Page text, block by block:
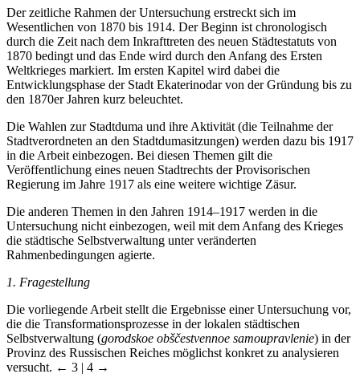
Der zeitliche Rahmen der Untersuchung erstreckt sich im
Wesentlichen von 1870 bis 1914. Der Beginn ist chronologisch
durch die Zeit nach dem Inkrafttreten des neuen Städtestatuts von
1870 bedingt und das Ende wird durch den Anfang des Ersten
Weltkrieges markiert. Im ersten Kapitel wird dabei die
Entwicklungsphase der Stadt Ekaterinodar von der Gründung bis zu
Die Wahlen zur Stadtduma und ihre Aktivität (die Teilnahme der
Stadtverordneten an den Stadtdumasitzungen) werden dazu bis 1917
in die Arbeit einbezogen. Bei diesen Themen gilt die
Veröffentlichung eines neuen Stadtrechts der Provisorischen
Die anderen Themen in den Jahren 1914–1917 werden in die
Untersuchung nicht einbezogen, weil mit dem Anfang des Krieges
die städtische Selbstverwaltung unter veränderten
Die vorliegende Arbeit stellt die Ergebnisse einer Untersuchung vor,
die die Transformationsprozesse in der lokalen städtischen
Selbstverwaltung (gorodskoe obščestvennoe samoupravlenie) in der
Provinz des Russischen Reiches möglichst konkret zu analysieren